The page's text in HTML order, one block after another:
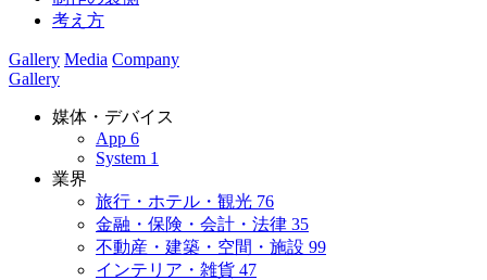
考え方
Gallery Media Company
Gallery
媒体・デバイス
App 6
System 1
業界
旅行・ホテル・観光 76
金融・保険・会計・法律 35
不動産・建築・空間・施設 99
インテリア・雑貨 47